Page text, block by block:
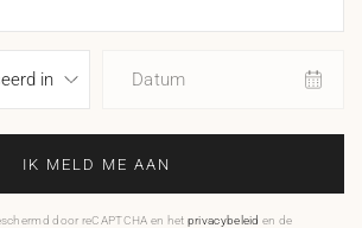
Datum
IK MELD ME AAN
door reCAPTCHA en het privacybeleid en de